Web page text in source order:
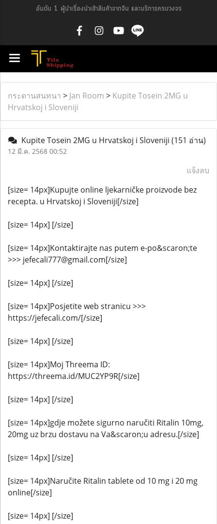
อันดับ 1 ผู้นำเรื่องนำเข้าสินค้าจากจีน และบริการครบวงจร
กระดานสนทนา > Jan Room > Kupite Tosein 2MG u
Hrvatskoj i Sloveniji
Kupite Tosein 2MG u Hrvatskoj i Sloveniji (151 อ่าน)
12 มี.ค. 2568 00:52
แจ้งลบ
[size= 14px]Kupujte online ljekarničke proizvode bez
recepta. u Hrvatskoj i Sloveniji[/size]
[size= 14px] [/size]
[size= 14px]Kontaktirajte nas putem e-po&scaron;te
>>> jefecali777@gmail.com[/size]
[size= 14px] [/size]
[size= 14px]Posjetite web stranicu >>>
https://jefecali.com/[/size]
[size= 14px] [/size]
[size= 14px]Moj Threema ID:
https://threema.id/MUC2YP9R[/size]
[size= 14px] [/size]
[size= 14px]gdje možete sigurno naručiti Ritalin 10mg,
20mg uz brzu dostavu na Va&scaron;u adresu.[/size]
[size= 14px] [/size]
[size= 14px]Naručite Ritalin tablete od 10 mg i 20 mg
online[/size]
[size= 14px] [/size]